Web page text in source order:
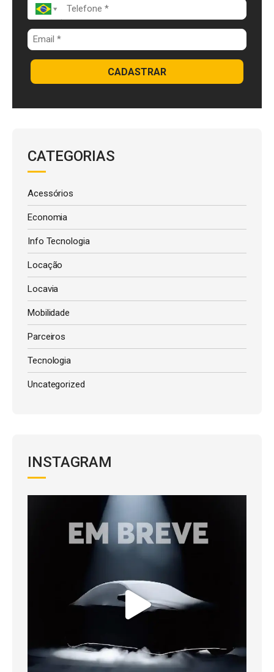
CADASTRAR
CATEGORIAS
Acessórios
Economia
Info Tecnologia
Locação
Locavia
Mobilidade
Parceiros
Tecnologia
Uncategorized
INSTAGRAM